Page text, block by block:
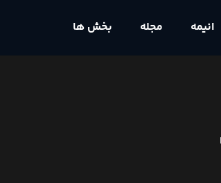
انیمه مجله بخش ها